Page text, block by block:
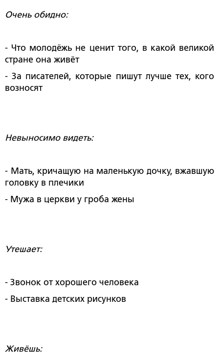
Очень обидно:
- Что молодёжь не ценит того, в какой великой
стране она живёт
- За писателей, которые пишут лучше тех, кого
возносят
Невыносимо видеть:
- Мать, кричащую на маленькую дочку, вжавшую
головку в плечики
- Мужа в церкви у гроба жены
Утешает:
- Звонок от хорошего человека
- Выставка детских рисунков
Живёшь: